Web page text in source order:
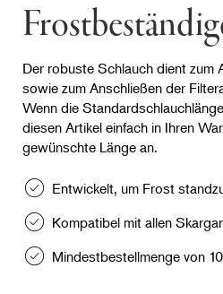
Der robuste Schlauch dient zum
sowie zum Anschließen der
Wenn die
diesen Artikel einfach in Ihren
gewünschte Länge an.
Entwickelt, um Frost
Kompatibel mit allen
Mindestbestellmenge von